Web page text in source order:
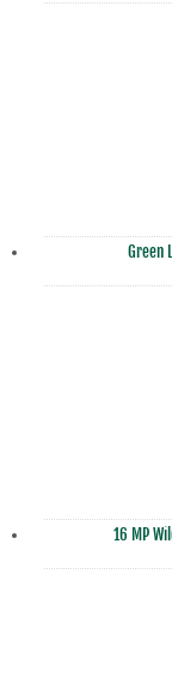
Green
16 MP